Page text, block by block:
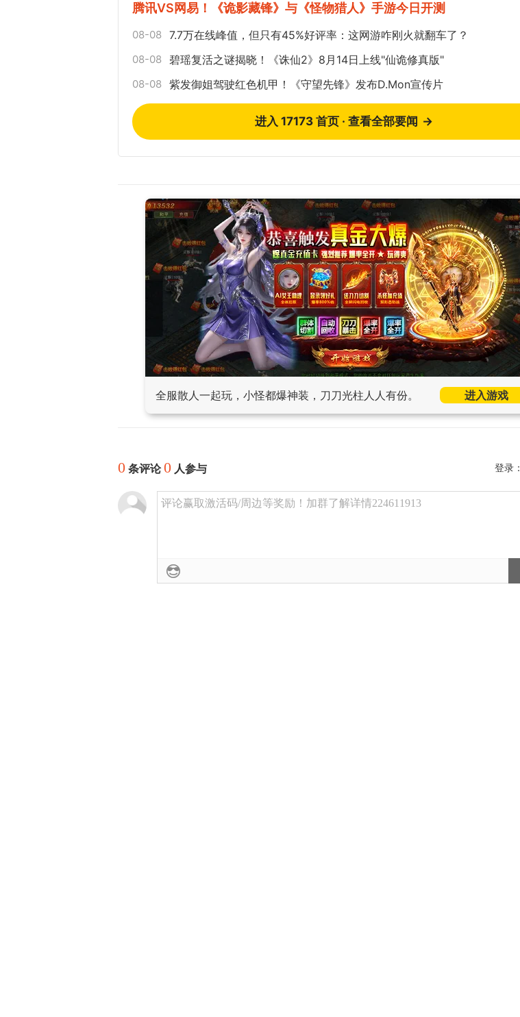
腾讯VS网易！《诡影藏锋》与《怪物猎人》手游今日开测
08-08 7.7万在线峰值，但只有45%好评率：这网游咋刚火就翻车了？
08-08 碧瑶复活之谜揭晓！《诛仙2》8月14日上线"仙诡修真版"
08-08 紫发御姐驾驶红色机甲！《守望先锋》发布D.Mon宣传片
进入 17173 首页 · 查看全部要闻 →
全服散人一起玩，小怪都爆神装，刀刀光柱人人有份。 进入游戏
0 条评论0 人参与 登录：
评论赢取激活码/周边等奖励！加群了解详情224611913